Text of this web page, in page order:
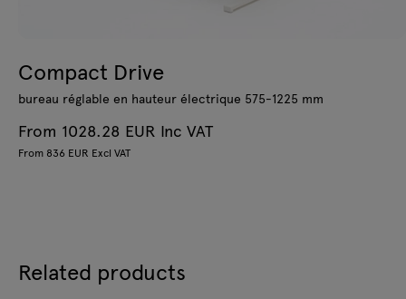
Compact Drive
bureau réglable en hauteur électrique 575-1225 mm
From 1028.28 EUR Inc VAT
From 836 EUR Excl VAT
Related products